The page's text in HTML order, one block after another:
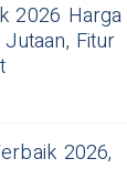
2026 Harga
Fitur
2026,